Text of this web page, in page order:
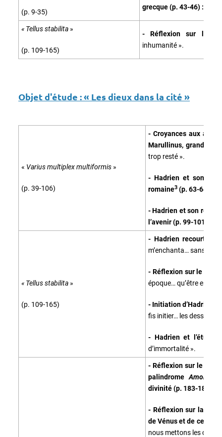
(p. 9-35)
grecque (p. 43-46) :
« Tellus stabilita »
(p. 109-165)
- Réflexion sur
inhumanité ».
Objet d'étude : « Les dieux dans la cité »
« Varius multiplex multiformis »
(p. 39-106)
- Croyances aux
Marullinus, grand-père
trop resté ».
- Hadrien et son
romaine3 (p. 63-64) :
- Hadrien et son
l’avenir (p. 99-101) :
« Tellus stabilita »
(p. 109-165)
- Hadrien recourt à
m’enchanta… sans elle
- Réflexion sur le
époque… qu’être
- Initiation d’Hadrien
fis initier… les dessins
- Hadrien et l’étude
d’immortalité ».
- Réflexion sur le
palindrome Amor
divinité (p. 183-184) :
- Réflexion sur la
de Vénus et de celle
nous mettons les dieux